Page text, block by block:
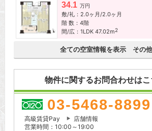
34.1 万円
敷/礼：2.0ヶ月/2.0ヶ月
階 数：4階
間/広：1LDK 47.02m2
全ての空室情報を表示 その
物件に関するお問合わせは
03-5468-8899
高級賃貸Pay
店舗情報
営業時間：10:00～19:00